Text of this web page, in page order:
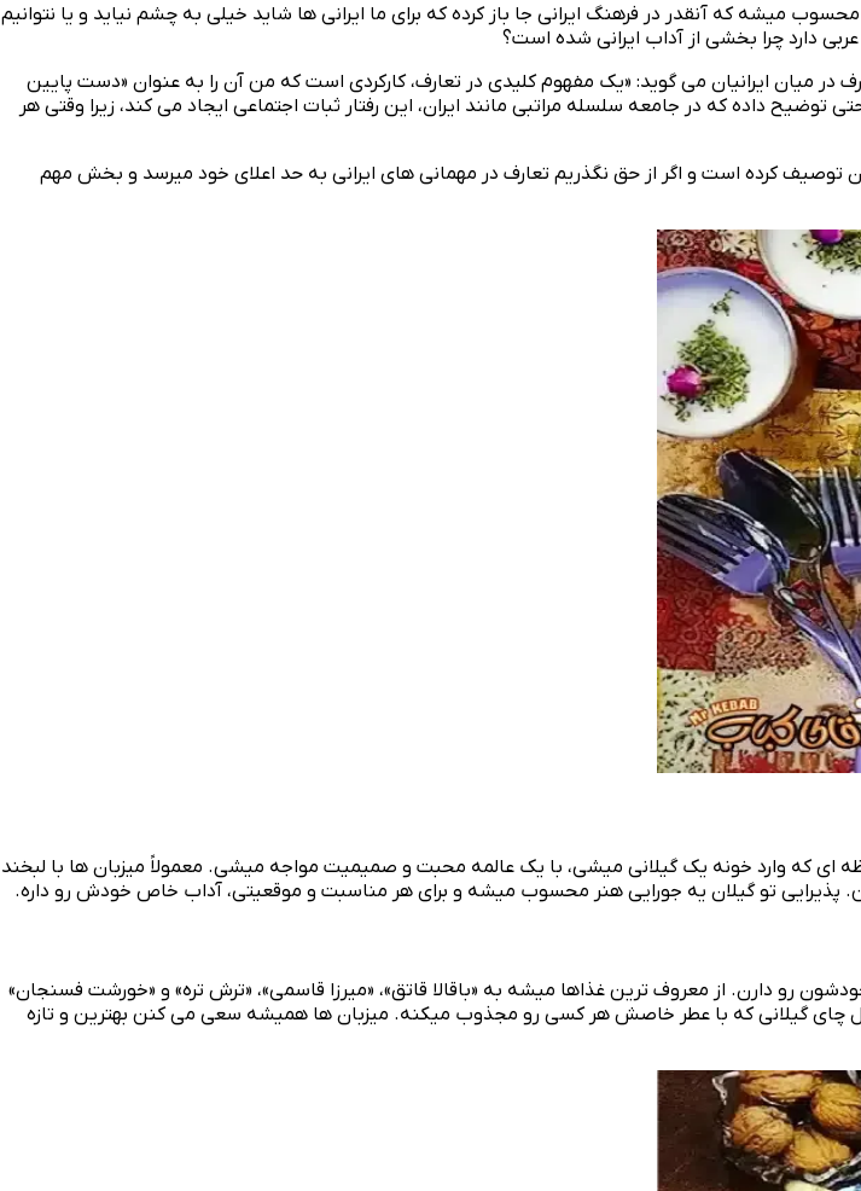
میشه که آنقدر در فرهنگ ایرانی جا باز کرده که برای ما ایرانی‌ ها شاید خیلی به چشم نیاید و یا نتوانیم
دارد چرا بخشی از آداب ایرانی شده است؟
میان ایرانیان می گوید: «یک مفهوم کلیدی در تعارف، کارکردی است که من آن را به عنوان «دست پایین
داده که در جامعه سلسله مراتبی مانند ایران، این رفتار ثبات اجتماعی ایجاد می‌ کند، زیرا وقتی هر
توصیف کرده است و اگر از حق نگذریم تعارف در مهمانی‌ های ایرانی به حد اعلای خود میرسد و بخش مهم
که وارد خونه یک گیلانی میشی، با یک عالمه محبت و صمیمیت مواجه میشی. معمولاً میزبان‌ ها با لبخند
تو گیلان یه جورایی هنر محسوب میشه و برای هر مناسبت و موقعیتی، آداب خاص خودش رو داره.
رو دارن. از معروف‌ ترین غذاها میشه به «باقالا قاتق»، «میرزا قاسمی»، «ترش‌ تره» و «خورشت فسنجان»
چای گیلانی که با عطر خاصش هر کسی رو مجذوب میکنه. میزبان‌ ها همیشه سعی می‌ کنن بهترین و تازه‌